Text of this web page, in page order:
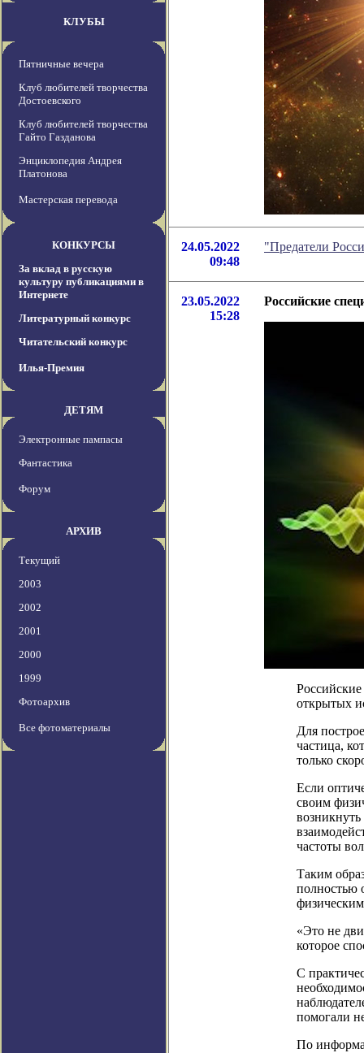
КЛУБЫ
Пятничные вечера
Клуб любителей творчества
Достоевского
Клуб любителей творчества
Гайто Газданова
Энциклопедия Андрея
Платонова
Мастерская перевода
КОНКУРСЫ
За вклад в русскую
культуру публикациями в
Интернете
Литературный конкурс
Читательский конкурс
Илья-Премия
ДЕТЯМ
Электронные пампасы
Фантастика
Форум
АРХИВ
Текущий
2003
2002
2001
2000
1999
Фотоархив
Все фотоматериалы
24.05.2022
09:48
"Предатели
23.05.2022
15:28
Российские
открытых
Для
частица,
только
Если
своим
частоты
Таким
полностью
«Это не
которое
С
помогали
По